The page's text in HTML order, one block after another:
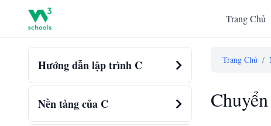
Trang Chủ
Hướng dẫn lập trình C
Nền tảng của C
Trang Chủ /